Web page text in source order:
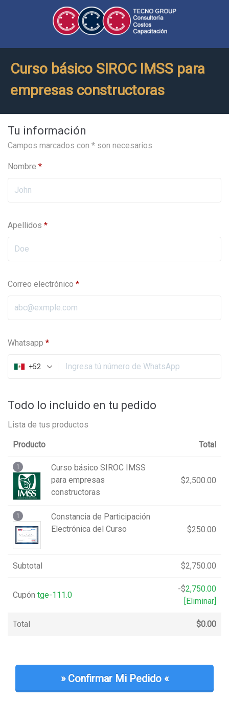
Curso básico SIROC IMSS para
empresas constructoras
Tu información
Campos marcados con * son necesarios
Nombre *
Apellidos *
Correo electrónico *
Whatsapp *
+52
Todo lo incluido en tu pedido
Lista de tus productos
Producto Total
1
Curso básico SIROC IMSS
para empresas
constructoras
$2,500.00
1
Constancia de Participación
Electrónica del Curso
$250.00
Subtotal $2,750.00
Cupón tge-111.0
-$2,750.00
[Eliminar]
Total $0.00
» ​Confirmar Mi Pedido «